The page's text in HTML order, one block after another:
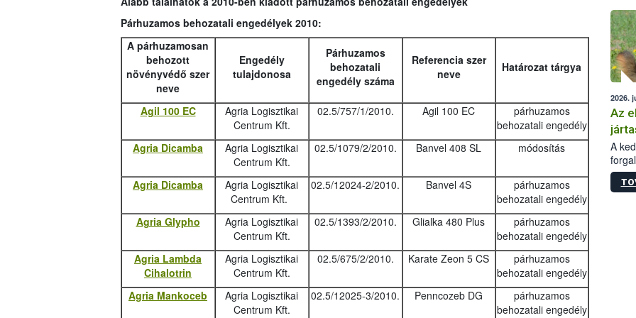
Párhuzamos behozatali engedélyek 2010:
A párhuzamosan
behozott
növényvédő szer
neve
Engedély
tulajdonosa
Párhuzamos
behozatali
engedély száma
Referencia szer
neve
Határozat tárgya
Agil 100 EC
Agria Logisztikai
Centrum Kft.
02.5/757/1/2010. Agil 100 EC
párhuzamos
behozatali engedély
Agria Dicamba
Agria Logisztikai
Centrum Kft.
02.5/1079/2/2010. Banvel 408 SL módosítás
Agria Dicamba
Agria Logisztikai
Centrum Kft.
02.5/12024-2/2010. Banvel 4S
párhuzamos
behozatali engedély
Agria Glypho
Agria Logisztikai
Centrum Kft.
02.5/1393/2/2010. Glialka 480 Plus
párhuzamos
behozatali engedély
Agria Lambda
Cihalotrin
Agria Logisztikai
Centrum Kft.
02.5/675/2/2010. Karate Zeon 5 CS
párhuzamos
behozatali engedély
Agria Mankoceb
Agria Logisztikai
Centrum Kft.
02.5/12025-3/2010. Penncozeb DG
párhuzamos
behozatali engedély
2026.
Az
A